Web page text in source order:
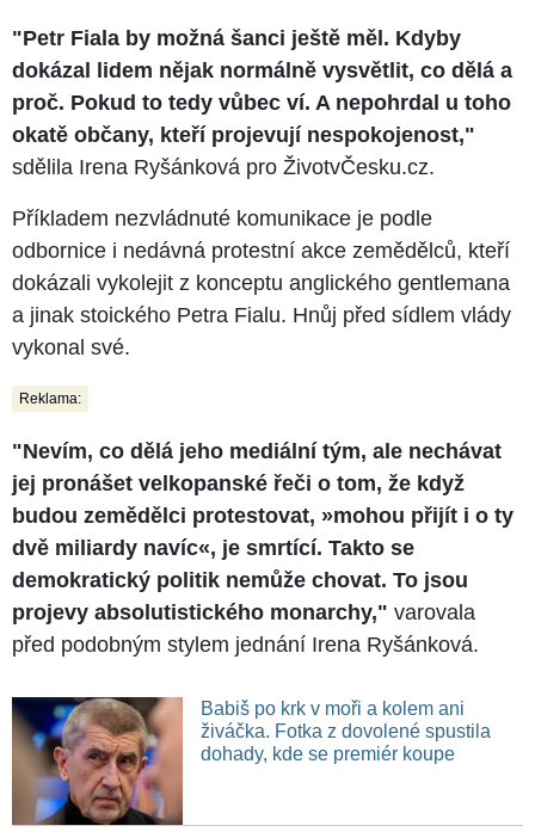
"Petr Fiala by možná šanci ještě měl. Kdyby
dokázal lidem nějak normálně vysvětlit, co dělá a
proč. Pokud to tedy vůbec ví. A nepohrdal u toho
okatě občany, kteří projevují nespokojenost,"
sdělila Irena Ryšánková pro ŽivotvČesku.cz.
Příkladem nezvládnuté komunikace je podle
odbornice i nedávná protestní akce zemědělců, kteří
dokázali vykolejit z konceptu anglického gentlemana
a jinak stoického Petra Fialu. Hnůj před sídlem vlády
vykonal své.
Reklama:
"Nevím, co dělá jeho mediální tým, ale nechávat
jej pronášet velkopanské řeči o tom, že když
budou zemědělci protestovat, »mohou přijít i o ty
dvě miliardy navíc«, je smrtící. Takto se
demokratický politik nemůže chovat. To jsou
projevy absolutistického monarchy," varovala
před podobným stylem jednání Irena Ryšánková.
Babiš po krk v moři a kolem ani
živáčka. Fotka z dovolené spustila
dohady, kde se premiér koupe